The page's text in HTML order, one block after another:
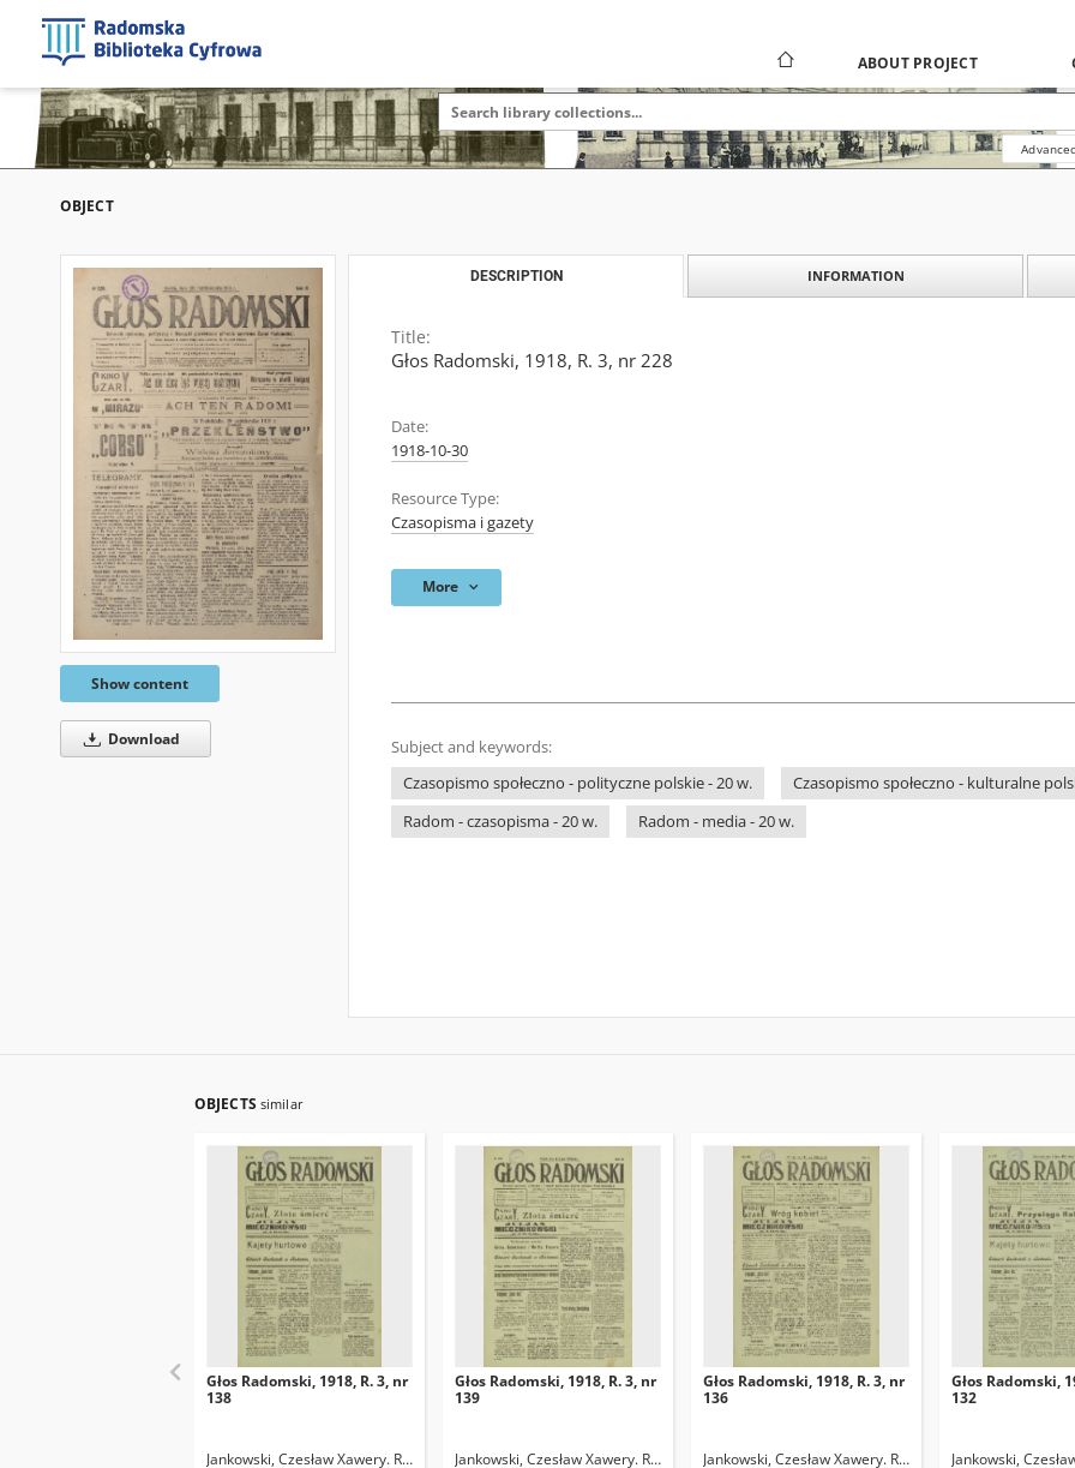
ABOUT PROJECT
OBJECT
Show content
Download
DESCRIPTION INFORMATION
Title:
Głos Radomski, 1918, R. 3, nr 228
Date:
1918-10-30
Resource Type:
Czasopisma i gazety
More
Subject and keywords:
Czasopismo społeczno - polityczne polskie - 20 w.
Czasopismo społeczno - kulturalne
Radom - czasopisma - 20 w.
Radom - media - 20 w.
OBJECTS similar
Głos Radomski, 1918, R. 3, nr
138
Jankowski, Czesław Xawery. Red.
Głos Radomski, 1918, R. 3, nr
139
Jankowski, Czesław Xawery. Red.
Głos Radomski, 1918, R. 3, nr
136
Jankowski, Czesław Xawery. Red.
Głos Radomski,
132
Jankowski,